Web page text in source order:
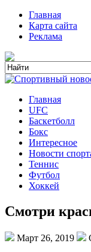
Главная
Карта сайта
Реклама
Главная
UFC
Баскетболл
Бокс
Интересное
Новости
Теннис
Футбол
Хоккей
Смотри
Март 26, 2019